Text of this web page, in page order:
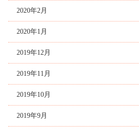
2020年2月
2020年1月
2019年12月
2019年11月
2019年10月
2019年9月